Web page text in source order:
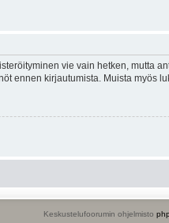
vie vain hetken, mutta
ennen kirjautumista. Muista myös
Keskustelufoorumin ohjelmisto